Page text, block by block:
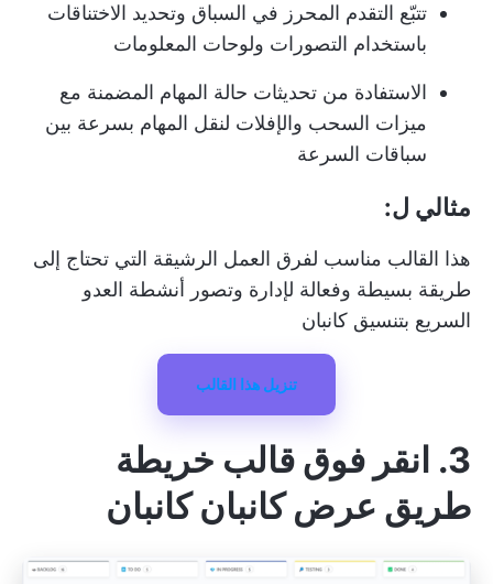
تتبّع التقدم المحرز في السباق وتحديد الاختناقات
باستخدام التصورات ولوحات المعلومات
الاستفادة من تحديثات حالة المهام المضمنة مع
ميزات السحب والإفلات لنقل المهام بسرعة بين
سباقات السرعة
مثالي ل:
هذا القالب مناسب لفرق العمل الرشيقة التي تحتاج إلى
طريقة بسيطة وفعالة لإدارة وتصور أنشطة العدو
السريع بتنسيق كانبان
تنزيل هذا القالب
3. انقر فوق قالب خريطة
طريق عرض كانبان كانبان